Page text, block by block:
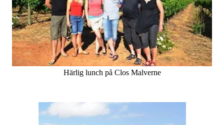
Härlig lunch på Clos Malverne